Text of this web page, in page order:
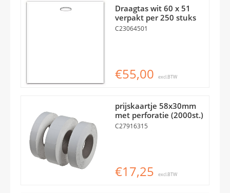
Draagtas wit 60 x 51
verpakt per 250 stuks
C23064501
€55,00 excl.BTW
prijskaartje 58x30mm
met perforatie (2000st.)
C27916315
€17,25 excl.BTW